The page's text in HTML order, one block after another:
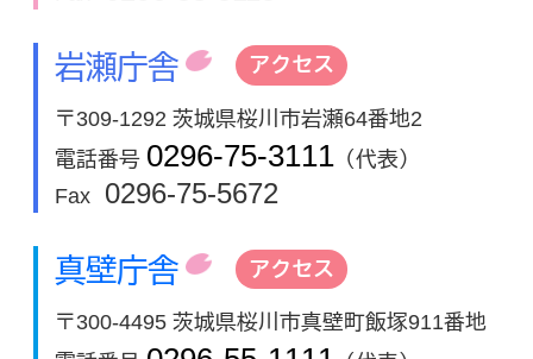
岩瀬庁舎 アクセス
〒309-1292 茨城県桜川市岩瀬64番地2
電話番号 0296-75-3111 （代表）
Fax
0296-75-5672
真壁庁舎 アクセス
〒300-4495 茨城県桜川市真壁町飯塚911番地